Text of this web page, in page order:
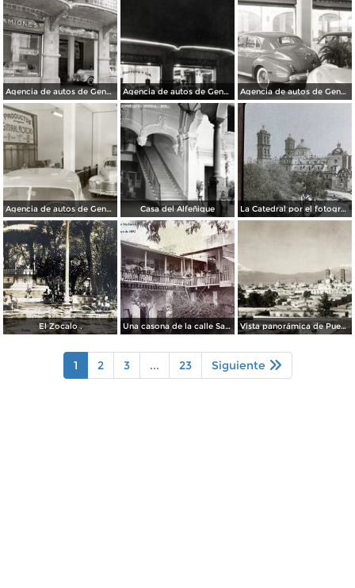
Agencia de autos de General Motors Agencia de autos de General Motors Agencia de autos de General Motors
Agencia de autos de General Motors Casa del Alfeñique La Catedral por el fotografo William H. Rau.
El Zocalo . Una casona de la calle Santa Ines # 5 ( Fechada el 5 de Mayo de 1892 ). Vista panorámica de Puebla, con volcanes Popocatépetl (izq.) e Iztaccíhuatl (der.)
1 2 3 ... 23 Siguiente